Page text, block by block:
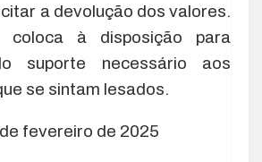
a devolução dos valores.
à disposição para
suporte necessário aos
se sintam lesados.
fevereiro de 2025